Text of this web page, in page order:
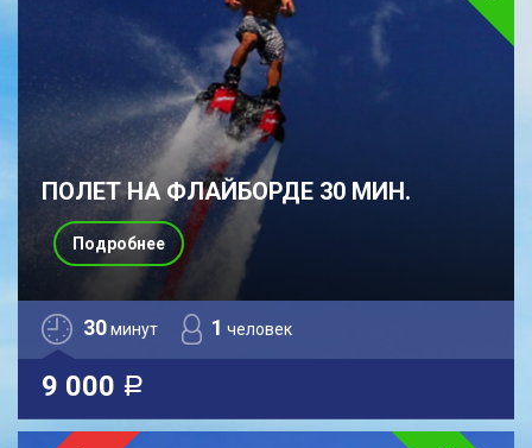
ПОЛЕТ НА ФЛАЙБОРДЕ 30 МИН.
30минут 1 человек
9 000 a
Подробнее